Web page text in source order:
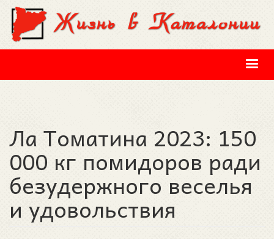
Перейти к основному содержанию
Ла Томатина 2023: 150
000 кг помидоров ради
безудержного веселья
и удовольствия